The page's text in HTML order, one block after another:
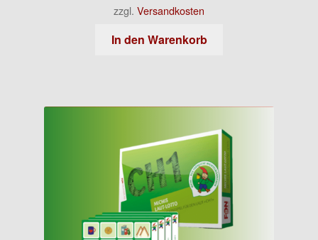
zzgl. Versandkosten
In den Warenkorb